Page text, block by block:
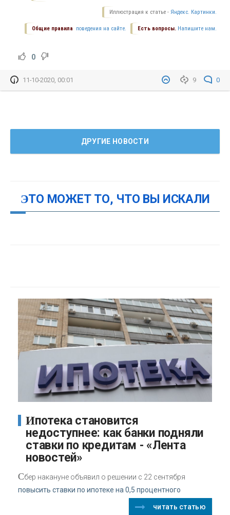
Иллюстрация к статье - Яндекс. Картинки.
Есть вопросы. Напишите нам.
Общие правила поведения на сайте.
0
9 0
11-10-2020, 00:01
ДРУГИЕ НОВОСТИ
ЭТО МОЖЕТ ТО, ЧТО ВЫ ИСКАЛИ
Ипотека становится
недоступнее: как банки подняли
ставки по кредитам - «Лента
новостей»
Сбер накануне объявил о решении с 22 сентября
повысить ставки по ипотеке на 0,5 процентного
читать статью